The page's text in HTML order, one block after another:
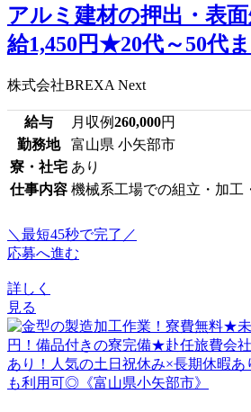
アルミ建材の押出・表
給1,450円★20代～50代
株式会社BREXA Next
給与 月収例260,000円
勤務地
富山県 小矢部市
寮・社宅 あり
仕事内容 機械系工場での組立・加工
＼最短45秒で完了／
応募へ進む
詳しく
見る